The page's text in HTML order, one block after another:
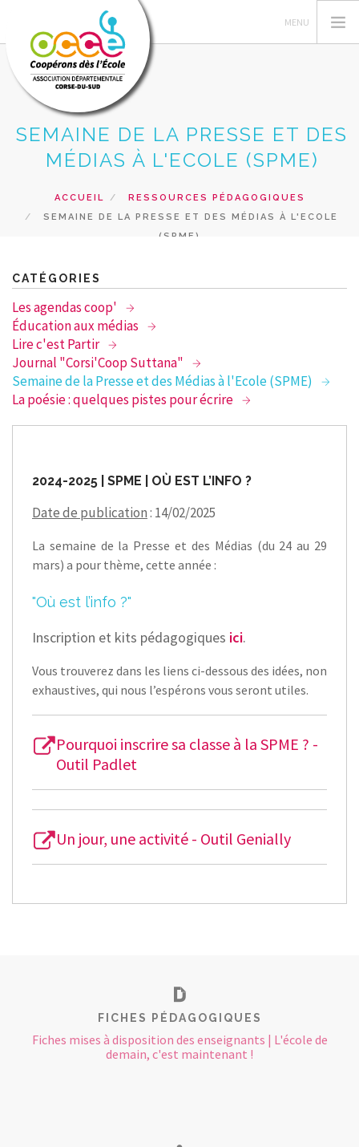
L'OCCE
ACTIONS PEDAGOGIQUES
GERER SA COOPERATIVE
RESSOURCES PEDAGOGIQUES
PRETS ET SERVICES
RECHERCHER
CONTACT
SEMAINE DE LA PRESSE ET DES
MÉDIAS À L'ECOLE (SPME)
ACCUEIL
RESSOURCES PÉDAGOGIQUES
SEMAINE DE LA PRESSE ET DES MÉDIAS À L'ECOLE
(SPME)
CATÉGORIES
Les agendas coop'
Éducation aux médias
Lire c'est Partir
Journal "Corsi'Coop Suttana"
Semaine de la Presse et des Médias à l'Ecole (SPME)
La poésie : quelques pistes pour écrire
2024-2025 | SPME | OÙ EST L’INFO ?
Date de publication: 14/02/2025
La semaine de la Presse et des Médias (du 24 au 29
mars) a pour thème, cette année :
"Où est l’info ?"
Inscription et kits pédagogiques ici.
Vous trouverez dans les liens ci-dessous des idées, non
exhaustives, qui nous l’espérons vous seront utiles.
Pourquoi inscrire sa classe à la SPME ? -
Outil Padlet
Un jour, une activité - Outil Genially
FICHES PÉDAGOGIQUES
Fiches mises à disposition des enseignants | L'école de
demain, c'est maintenant !